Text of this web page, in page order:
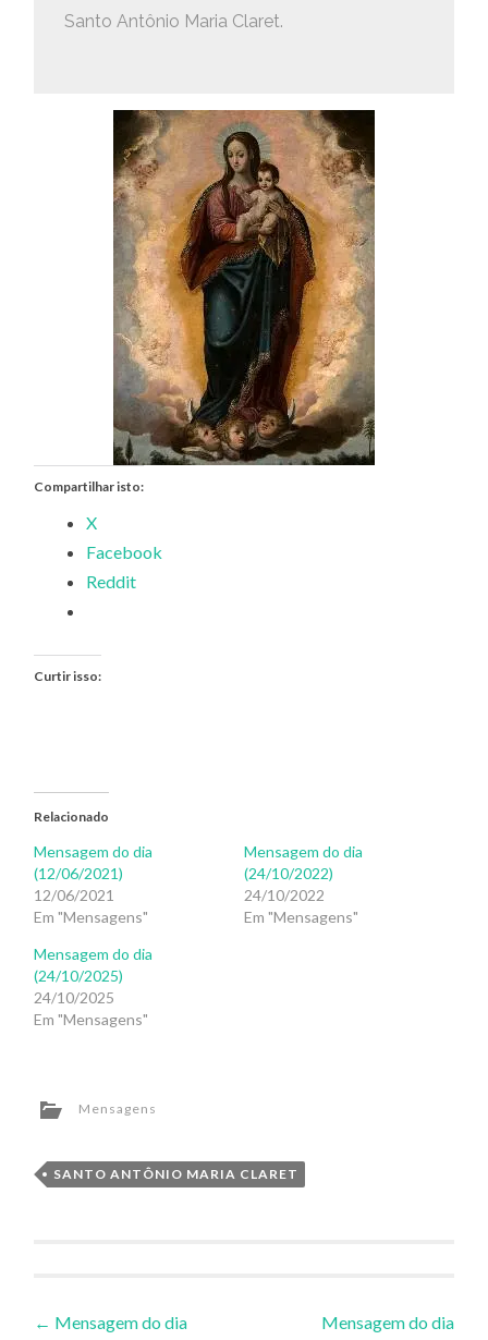
Santo Antônio Maria Claret.
Compartilhar isto:
X
Facebook
Reddit
Curtir isso:
Relacionado
Mensagem do dia
(12/06/2021)
12/06/2021
Em "Mensagens"
Mensagem do dia
(24/10/2022)
24/10/2022
Em "Mensagens"
Mensagem do dia
(24/10/2025)
24/10/2025
Em "Mensagens"
Mensagens
SANTO ANTÔNIO MARIA CLARET
Navegação
← Mensagem do dia
Mensagem do dia